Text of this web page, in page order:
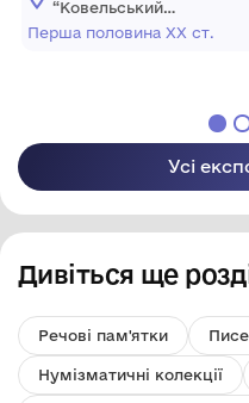
“Ковельський
історичний музей”
Перша половина XX ст.
Усі
Дивіться ще
Речові пам'ятки
Нумізматичні колекції